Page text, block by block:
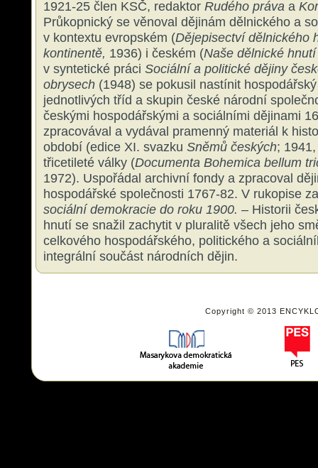
1921-25 člen KSČ, redaktor Rudého práva a
Průkopnický se věnoval dějinám dělnického a
v kontextu evropském (Dějepisectví dělnického
kontinentě, 1936) i českém (Naše dělnické
v syntetické práci Sociální a politické dějiny
obrysech (1948) se pokusil nastínit
jednotlivých tříd a skupin české národní
českými hospodářskými a sociálními dějinami
zpracovával a vydával pramenný materiál k
období (edice XI. svazku Sněmů českých;
třicetileté války (Documenta Bohemica bellum
1972). Uspořádal archivní fondy a zpracoval
hospodářské společnosti 1767-82. V rukopise
sociální demokracie do roku 1900. – Historii
hnutí se snažil zachytit v pluralitě všech jeho
celkového hospodářského, politického a
integrální součást národních dějin.
Copyright © 2013